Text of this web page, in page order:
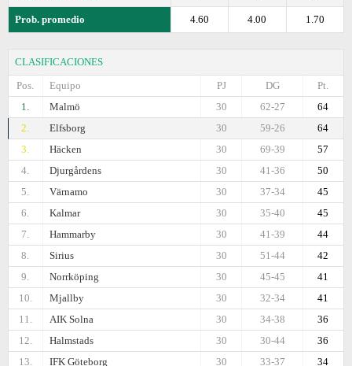
Prob. promedio 1.70
4.00
4.60
CLASIFICACIONES
Pos.
Equipo Pt.
DG
PJ
1.
Malmö 64
62-27
30
2.
Elfsborg 64
59-26
30
3.
Häcken 57
69-39
30
4.
Djurgårdens 50
41-36
30
5.
Värnamo 45
37-34
30
6.
Kalmar 45
35-40
30
7.
Hammarby 44
41-39
30
8.
Sirius 42
51-44
30
9.
Norrköping 41
45-45
30
10.
Mjallby 41
32-34
30
11.
AIK Solna 36
34-38
30
12.
Halmstads 36
30-44
30
13.
IFK Göteborg 34
33-37
30